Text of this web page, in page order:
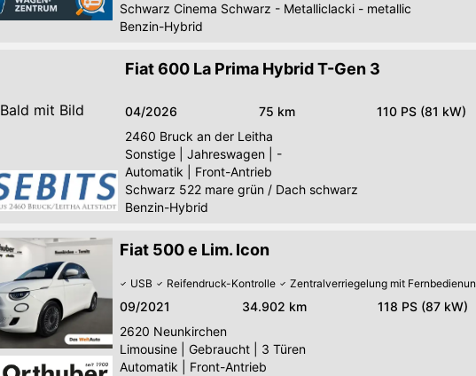
Schwarz Cinema Schwarz - Metalliclacki - metallic
Benzin-Hybrid
Bald mit Bild
Fiat 600 La Prima Hybrid T-Gen 3
04/2026 75 km 110 PS (81 kW)
2460 Bruck an der Leitha
Sonstige
Jahreswagen
-
Automatik
Front-Antrieb
Schwarz 522 mare grün / Dach schwarz
Benzin-Hybrid
Fiat 500 e Lim. Icon
USB Reifendruck-Kontrolle Zentralverriegelung mit
09/2021 34.902 km 118 PS (87 kW)
2620 Neunkirchen
Limousine
Gebraucht
3 Türen
Automatik
Front-Antrieb